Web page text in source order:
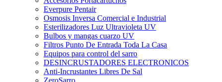
Everpure Pentair
Osmosis Inversa Comercial e Industrial
Esterilizadores Luz Ultravioleta UV
Bulbos y mangas cuarzo UV
Filtros Punto De Entrada Toda La Casa
Equipos para control del sarro
DESINCRUSTADORES ELECTRONICOS
Anti-Incrustantes Libres De Sal
ZeroSarro